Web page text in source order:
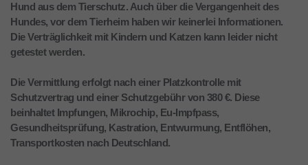
Hund aus dem Tierschutz. Auch über die Vergangenheit des
Hundes, vor dem Tierheim haben wir keinerlei Informationen.
Die Verträglichkeit mit Kindern und Katzen kann leider nicht
getestet werden.
Die Vermittlung erfolgt nach einer Platzkontrolle mit
Schutzvertrag und einer Schutzgebühr von 380 €. Diese
beinhaltet Impfungen, Mikrochip, Eu-Impfpass,
Gesundheitsprüfung, Kastration, Entwurmung, Entflöhen,
Transportkosten nach Deutschland.